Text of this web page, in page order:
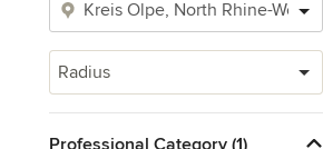
Radius
Professional Category (1)